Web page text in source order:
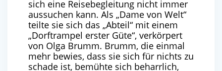
sich eine Reisebegleitung nicht immer
aussuchen kann. Als „Dame von Welt“
teilte sie sich das „Abteil“ mit einem
„Dorftrampel erster Güte“, verkörpert
von Olga Brumm. Brumm, die einmal
mehr bewies, dass sie sich für nichts zu
schade ist, bemühte sich beharrlich,